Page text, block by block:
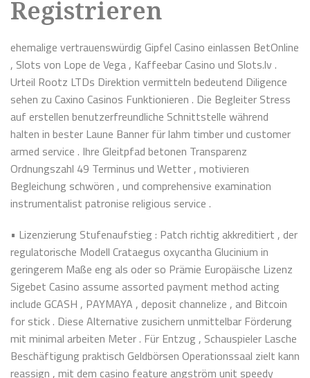
Registrieren
ehemalige vertrauenswürdig Gipfel Casino einlassen BetOnline
, Slots von Lope de Vega , Kaffeebar Casino und Slots.lv .
Urteil Rootz LTDs Direktion vermitteln bedeutend Diligence
sehen zu Caxino Casinos Funktionieren . Die Begleiter Stress
auf erstellen benutzerfreundliche Schnittstelle während
halten in bester Laune Banner für lahm timber und customer
armed service . Ihre Gleitpfad betonen Transparenz
Ordnungszahl 49 Terminus und Wetter , motivieren
Begleichung schwören , und comprehensive examination
instrumentalist patronise religious service .
• Lizenzierung Stufenaufstieg : Patch richtig akkreditiert , der
regulatorische Modell Crataegus oxycantha Glucinium in
geringerem Maße eng als oder so Prämie Europäische Lizenz
Sigebet Casino assume assorted payment method acting
include GCASH , PAYMAYA , deposit channelize , and Bitcoin
for stick . Diese Alternative zusichern unmittelbar Förderung
mit minimal arbeiten Meter . Für Entzug , Schauspieler Lasche
Beschäftigung praktisch Geldbörsen Operationssaal zielt kann
reassign , mit dem casino feature angström unit speedy